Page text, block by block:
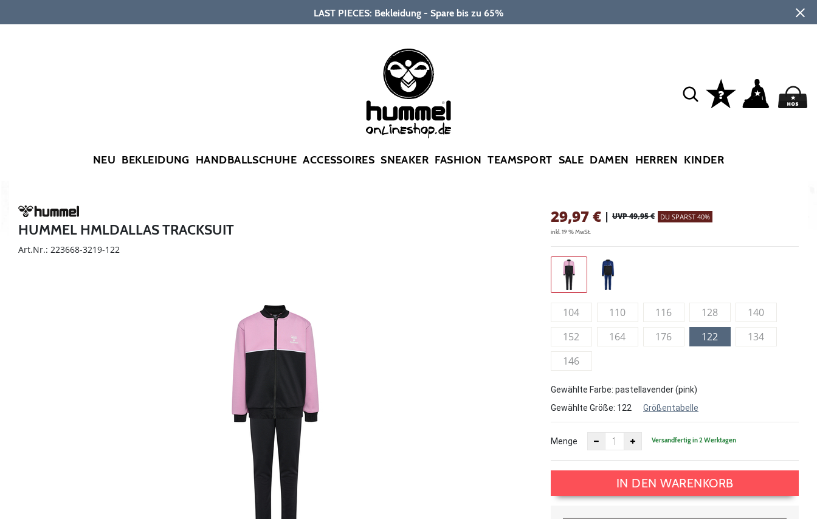
LAST PIECES: Bekleidung - Spare bis zu 65%
NEU BEKLEIDUNG HANDBALLSCHUHE ACCESSOIRES SNEAKER FASHION TEAMSPORT SALE DAMEN HERREN KINDER
HUMMEL HMLDALLAS TRACKSUIT
Art.Nr.: 223668-3219-122
29,97€ | UVP 49,95 € DU SPARST 40%
inkl. 19 % MwSt.
104 110 116 128
140
152
164 176 122
134
146
Gewählte Farbe: pastellavender (pink)
Gewählte Größe: 122 Größentabelle
Menge Versandfertig in 2 Werktagen
IN DEN WARENKORB